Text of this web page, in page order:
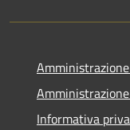
Informativa